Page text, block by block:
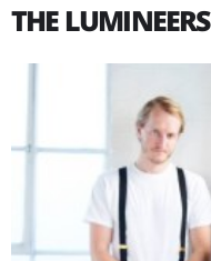
THE LUMINEERS